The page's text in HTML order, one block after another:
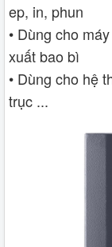
ep, in, phun
• Dùng cho
xuất bao bì
• Dùng cho hệ
trục ...